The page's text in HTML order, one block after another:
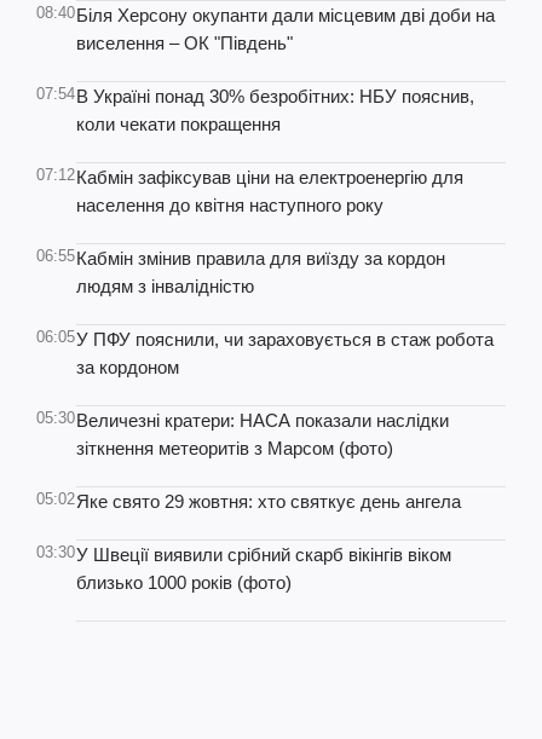
08:40Біля Херсону окупанти дали місцевим дві доби на
виселення – ОК "Південь"
07:54В Україні понад 30% безробітних: НБУ пояснив,
коли чекати покращення
07:12Кабмін зафіксував ціни на електроенергію для
населення до квітня наступного року
06:55Кабмін змінив правила для виїзду за кордон
людям з інвалідністю
06:05У ПФУ пояснили, чи зараховується в стаж робота
за кордоном
05:30Величезні кратери: НАСА показали наслідки
зіткнення метеоритів з Марсом (фото)
05:02Яке свято 29 жовтня: хто святкує день ангела
03:30У Швеції виявили срібний скарб вікінгів віком
близько 1000 років (фото)